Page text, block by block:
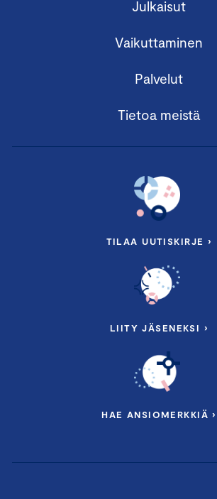
Julkaisut
Vaikuttaminen
Palvelut
Tietoa meistä
TILAA UUTISKIRJE ›
LIITY JÄSENEKSI ›
HAE ANSIOMERKKIÄ ›